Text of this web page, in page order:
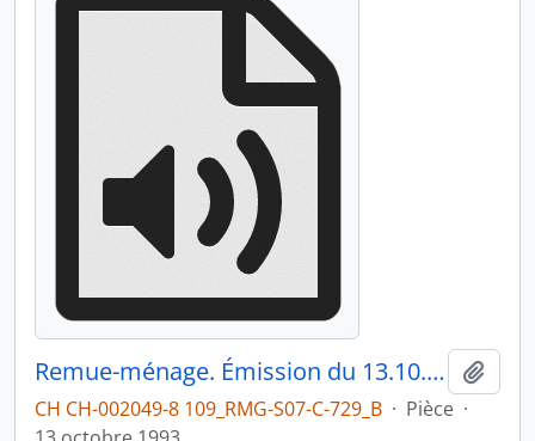
Remue-ménage. Émission du 13.10.1993 2/3
CH CH-002049-8 109_RMG-S07-C-729_B · Pièce ·